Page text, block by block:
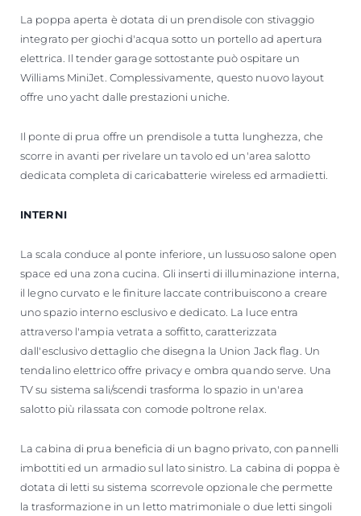
La poppa aperta è dotata di un prendisole con stivaggio
integrato per giochi d'acqua sotto un portello ad apertura
elettrica. Il tender garage sottostante può ospitare un
Williams MiniJet. Complessivamente, questo nuovo layout
offre uno yacht dalle prestazioni uniche.
Il ponte di prua offre un prendisole a tutta lunghezza, che
scorre in avanti per rivelare un tavolo ed un'area salotto
dedicata completa di caricabatterie wireless ed armadietti.
INTERNI
La scala conduce al ponte inferiore, un lussuoso salone open
space ed una zona cucina. Gli inserti di illuminazione interna,
il legno curvato e le finiture laccate contribuiscono a creare
uno spazio interno esclusivo e dedicato. La luce entra
attraverso l'ampia vetrata a soffitto, caratterizzata
dall'esclusivo dettaglio che disegna la Union Jack flag. Un
tendalino elettrico offre privacy e ombra quando serve. Una
TV su sistema sali/scendi trasforma lo spazio in un'area
salotto più rilassata con comode poltrone relax.
La cabina di prua beneficia di un bagno privato, con pannelli
imbottiti ed un armadio sul lato sinistro. La cabina di poppa è
dotata di letti su sistema scorrevole opzionale che permette
la trasformazione in un letto matrimoniale o due letti singoli